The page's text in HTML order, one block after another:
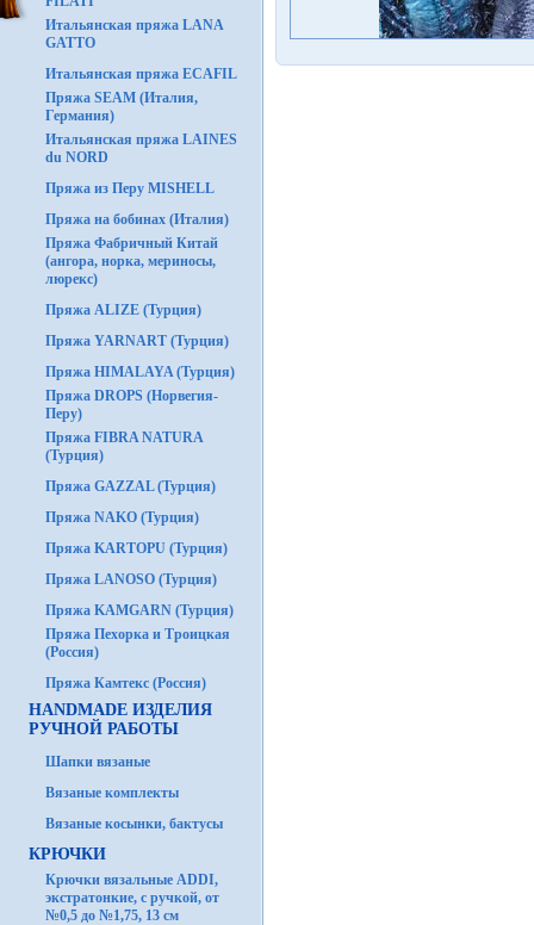
Итальянская пряжа LANA
GATTO
Итальянская пряжа ECAFIL
Пряжа SEAM (Италия,
Германия)
Итальянская пряжа LAINES
du NORD
Пряжа из Перу MISHELL
Пряжа на бобинах (Италия)
Пряжа Фабричный Китай
(ангора, норка, мериносы,
люрекс)
Пряжа ALIZE (Турция)
Пряжа YARNART (Турция)
Пряжа HIMALAYA (Турция)
Пряжа DROPS (Норвегия-
Перу)
Пряжа FIBRA NATURA
(Турция)
Пряжа GAZZAL (Турция)
Пряжа NAKO (Турция)
Пряжа KARTOPU (Турция)
Пряжа LANOSO (Турция)
Пряжа KAMGARN (Турция)
Пряжа Пехорка и Троицкая
(Россия)
Пряжа Камтекс (Россия)
HANDMADE ИЗДЕЛИЯ
РУЧНОЙ РАБОТЫ
Шапки вязаные
Вязаные комплекты
Вязаные косынки, бактусы
КРЮЧКИ
Крючки вязальные ADDI,
экстратонкие, с ручкой, от
№0,5 до №1,75, 13 см